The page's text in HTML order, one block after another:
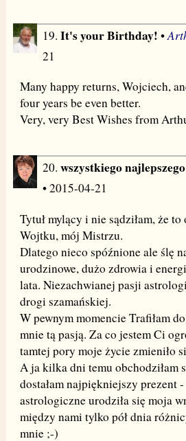
19. It's your Birthday! •
21
Many happy returns, Wojciech,
four years be even better.
Very, very Best Wishes from
20. wszystkiego najlepszego
• 2015-04-21
Tytuł mylący i nie sądziłam, że
Wojtku, mój Mistrzu.
Dlatego nieco spóźnione ale ślę
urodzinowe, dużo zdrowia i
lata. Niezachwianej pasji
drogi szamańskiej.
W pewnym momencie Trafiłam
mnie tą pasją. Za co jestem Ci
tamtej pory moje życie zmieniło
A ja kilka dni temu obchodziłam
dostałam najpiękniejszy prezent
astrologiczne urodziła się moja
między nami tylko pół dnia
mnie ;-)